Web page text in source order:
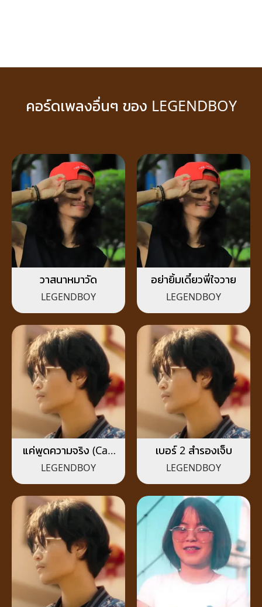
คอร์ดเพลงอื่นๆ ของ LEGENDBOY
วาสนาหมาวัด
LEGENDBOY
อย่ายิ้มเดี๋ยวพี่ใจวาย
LEGENDBOY
แค่พูดความจริง (Can
You Tell Me The
Truth)
LEGENDBOY
เบอร์ 2 สำรองเจ็บ
LEGENDBOY